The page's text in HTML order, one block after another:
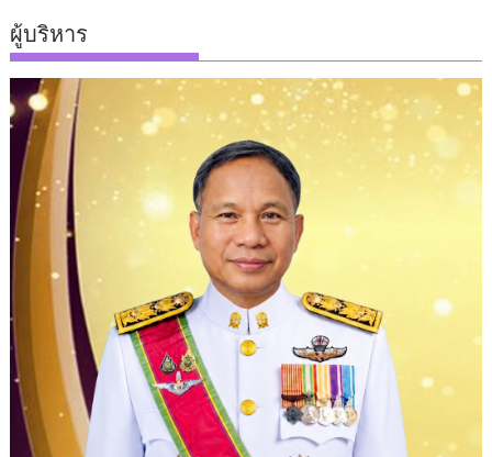
ผู้บริหาร